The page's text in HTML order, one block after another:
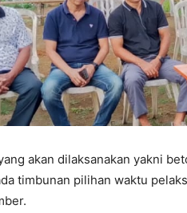
akan dilaksanakan yakni
timbunan pilihan waktu